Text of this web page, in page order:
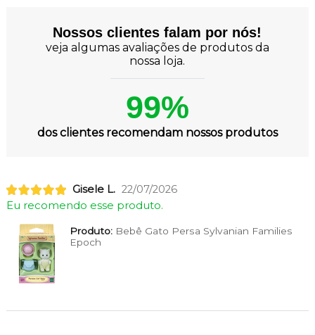
Nossos clientes falam por nós!
veja algumas avaliações de produtos da
nossa loja.
99%
dos clientes recomendam nossos produtos
Gisele L. 22/07/2026
Eu recomendo esse produto.
Produto:Bebê Gato Persa Sylvanian Families
Epoch